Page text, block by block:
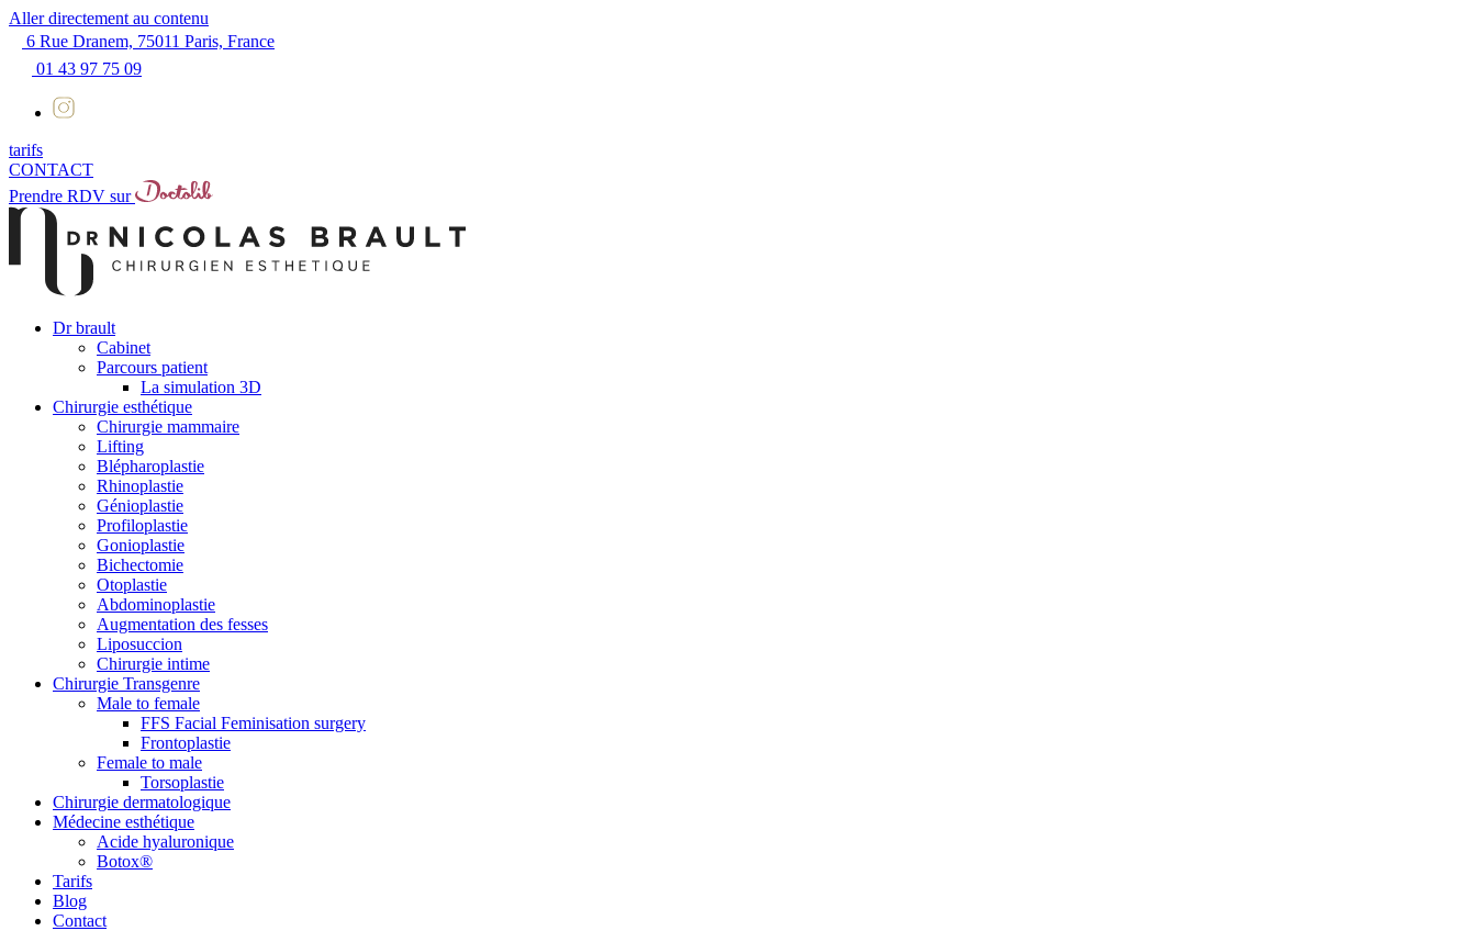
Aller directement au contenu
6 Rue Dranem, 75011 Paris, France
01 43 97 75 09
tarifs
CONTACT
Prendre RDV sur
Dr brault
Cabinet
Parcours patient
La simulation 3D
Chirurgie esthétique
Chirurgie mammaire
Lifting
Blépharoplastie
Rhinoplastie
Génioplastie
Profiloplastie
Gonioplastie
Bichectomie
Otoplastie
Abdominoplastie
Augmentation des fesses
Liposuccion
Chirurgie intime
Chirurgie Transgenre
Male to female
FFS Facial Feminisation surgery
Frontoplastie
Female to male
Torsoplastie
Chirurgie dermatologique
Médecine esthétique
Acide hyaluronique
Botox®
Tarifs
Blog
Contact